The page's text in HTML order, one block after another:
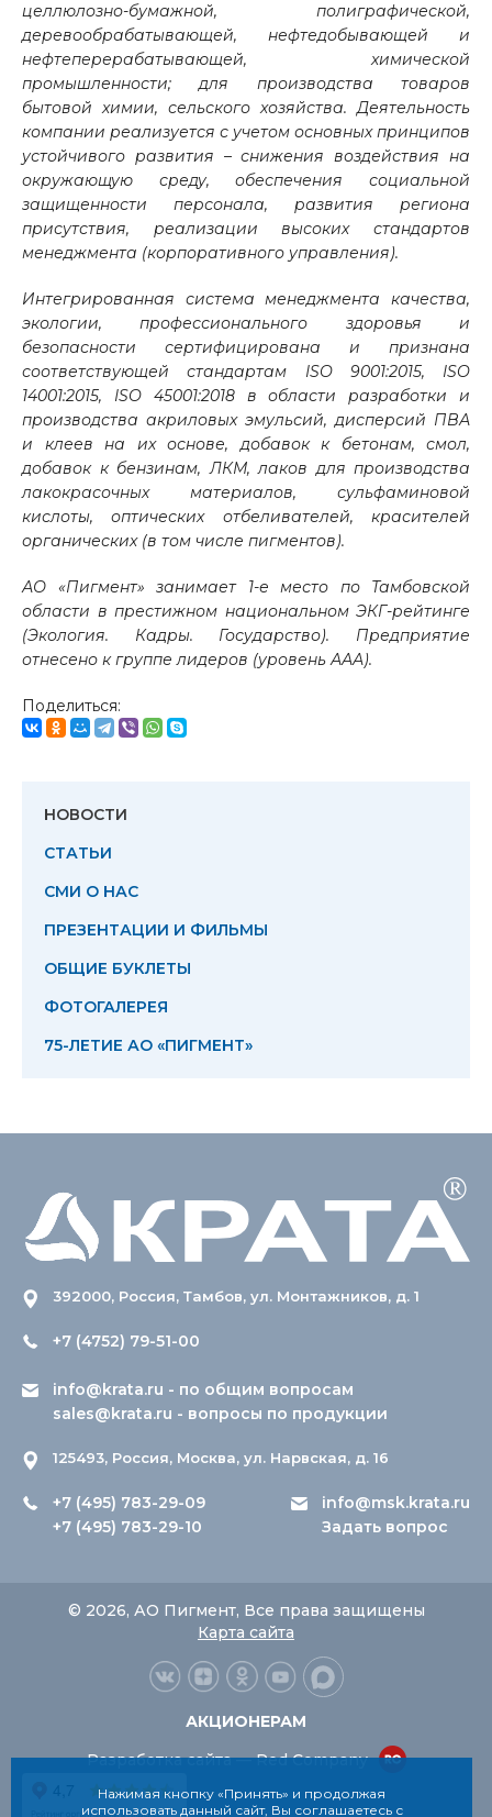
целлюлозно-бумажной, полиграфической,
деревообрабатывающей, нефтедобывающей и
нефтеперерабатывающей, химической
промышленности; для производства товаров
бытовой химии, сельского хозяйства. Деятельность
компании реализуется с учетом основных принципов
устойчивого развития – снижения воздействия на
окружающую среду, обеспечения социальной
защищенности персонала, развития региона
присутствия, реализации высоких стандартов
менеджмента (корпоративного управления).
Интегрированная система менеджмента качества,
экологии, профессионального здоровья и
безопасности сертифицирована и признана
соответствующей стандартам ISO 9001:2015, ISO
14001:2015, ISO 45001:2018 в области разработки и
производства акриловых эмульсий, дисперсий ПВА
и клеев на их основе, добавок к бетонам, смол,
добавок к бензинам, ЛКМ, лаков для производства
лакокрасочных материалов, сульфаминовой
кислоты, оптических отбеливателей, красителей
органических (в том числе пигментов).
АО «Пигмент» занимает 1-е место по Тамбовской
области в престижном национальном ЭКГ-рейтинге
(Экология. Кадры. Государство). Предприятие
отнесено к группе лидеров (уровень ААА).
Поделиться:
НОВОСТИ
СТАТЬИ
СМИ О НАС
ПРЕЗЕНТАЦИИ И ФИЛЬМЫ
ОБЩИЕ БУКЛЕТЫ
ФОТОГАЛЕРЕЯ
75-ЛЕТИЕ АО «ПИГМЕНТ»
392000, Россия, Тамбов, ул. Монтажников, д. 1
+7 (4752) 79-51-00
info@krata.ru - по общим вопросам
sales@krata.ru - вопросы по продукции
125493, Россия, Москва, ул. Нарвская, д. 16
+7 (495) 783-29-09
+7 (495) 783-29-10
info@msk.krata.ru
Задать вопрос
© 2026, АО Пигмент, Все права защищены
Карта сайта
АКЦИОНЕРАМ
Разработка сайта — Red Company
Нажимая кнопку «Принять» и продолжая
использовать данный сайт, Вы соглашаетесь с